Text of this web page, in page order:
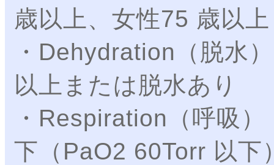
歳以上、女性75 歳以上
・Dehydration（
以上または脱水あり
・Respiration（
下（PaO2 60Torr 以下